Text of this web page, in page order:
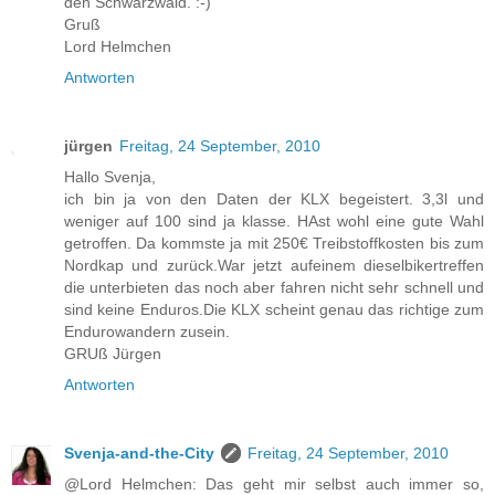
Gruß
Lord Helmchen
Antworten
jürgen Freitag, 24 September, 2010
Hallo Svenja,
ich bin ja von den Daten der KLX begeistert. 3,3l und
weniger auf 100 sind ja klasse. HAst wohl eine gute Wahl
getroffen. Da kommste ja mit 250€ Treibstoffkosten bis zum
Nordkap und zurück.War jetzt aufeinem dieselbikertreffen
die unterbieten das noch aber fahren nicht sehr schnell und
sind keine Enduros.Die KLX scheint genau das richtige zum
Endurowandern zusein.
GRUß Jürgen
Antworten
Svenja-and-the-City
Freitag, 24 September, 2010
@Lord Helmchen: Das geht mir selbst auch immer so,